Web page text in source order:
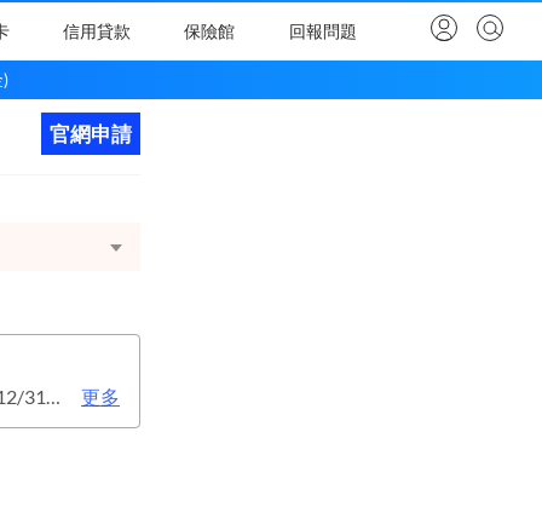
信用貸款 保險館 回報問題
立即申請
官網申請
次年年費：1500元(有條件免年費), 次年消費正卡2,400元享免年費優惠。 112/12/31前 除上述達檻免年費條件外，客戶符合下列任一條件，同享免年費優惠！ 1.僅申請電子帳單 2.綁定銀行LINE官方帳號好友 3.本行存戶自扣 更多